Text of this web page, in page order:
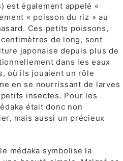
est également appelé «
« poisson du riz » au
Ces petits poissons,
de long, sont
japonaise depuis plus de
dans les eaux
où ils jouaient un rôle
en se nourrissant de larves
insectes. Pour les
était donc non
mais aussi un précieux
médaka symbolise la